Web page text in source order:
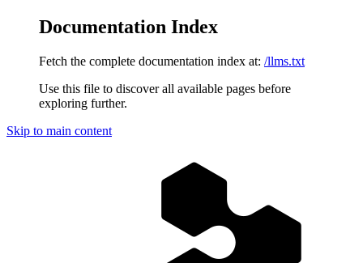
Documentation Index
Fetch the complete documentation index at: /llms.txt
Use this file to discover all available pages before
exploring further.
Skip to main content